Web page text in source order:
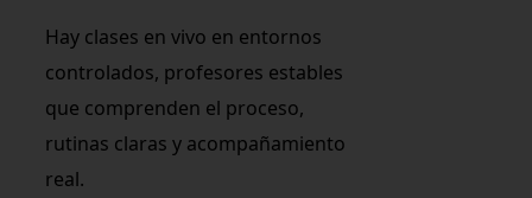
Hay clases en vivo en entornos
controlados, profesores estables
que comprenden el proceso,
rutinas claras y acompañamiento
real.